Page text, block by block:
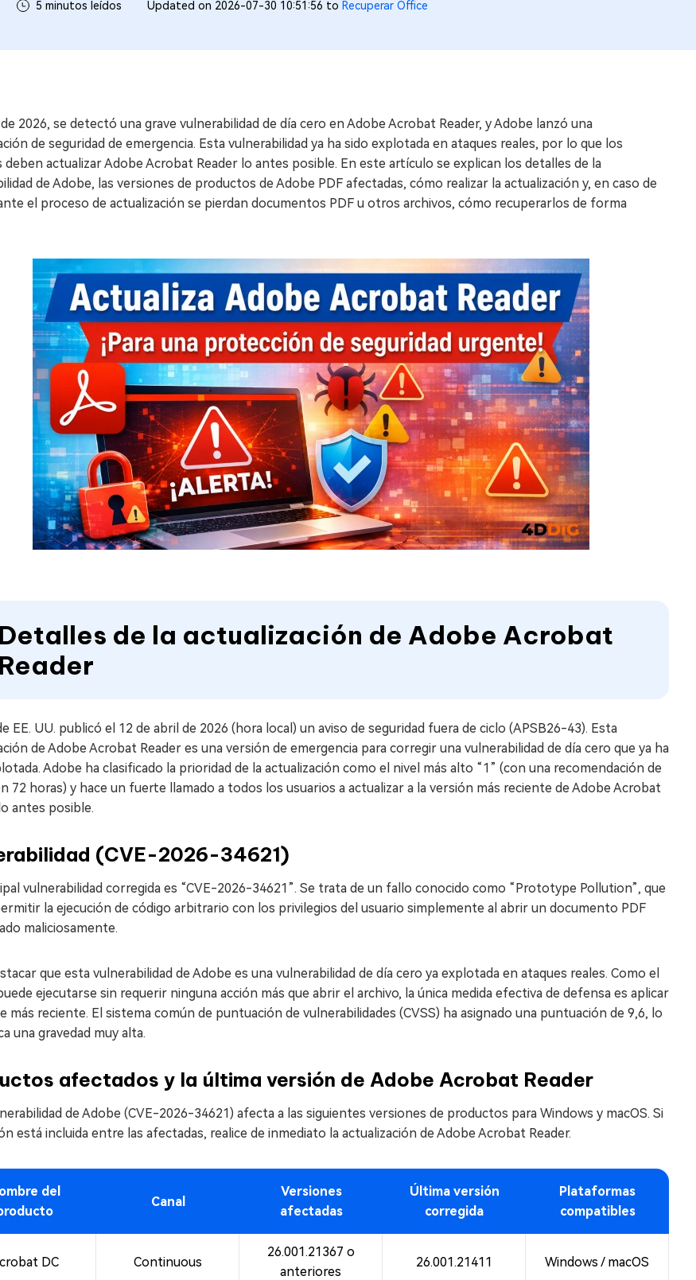
5 minutos leídos Updated on 2026-07-30 10:51:56 to Recuperar Office
2026, se detectó una grave vulnerabilidad de día cero en Adobe Acrobat Reader, y Adobe lanzó una
de seguridad de emergencia. Esta vulnerabilidad ya ha sido explotada en ataques reales, por lo que los
deben actualizar Adobe Acrobat Reader lo antes posible. En este artículo se explican los detalles de la
de Adobe, las versiones de productos de Adobe PDF afectadas, cómo realizar la actualización y, en caso de
el proceso de actualización se pierdan documentos PDF u otros archivos, cómo recuperarlos de forma
Detalles de la actualización de Adobe Acrobat
Reader
EE. UU. publicó el 12 de abril de 2026 (hora local) un aviso de seguridad fuera de ciclo (APSB26-43). Esta
de Adobe Acrobat Reader es una versión de emergencia para corregir una vulnerabilidad de día cero que ya ha
Adobe ha clasificado la prioridad de la actualización como el nivel más alto “1” (con una recomendación de
72 horas) y hace un fuerte llamado a todos los usuarios a actualizar a la versión más reciente de Adobe Acrobat
antes posible.
(CVE-2026-34621)
vulnerabilidad corregida es “CVE-2026-34621”. Se trata de un fallo conocido como “Prototype Pollution”, que
la ejecución de código arbitrario con los privilegios del usuario simplemente al abrir un documento PDF
maliciosamente.
que esta vulnerabilidad de Adobe es una vulnerabilidad de día cero ya explotada en ataques reales. Como el
ejecutarse sin requerir ninguna acción más que abrir el archivo, la única medida efectiva de defensa es aplicar
más reciente. El sistema común de puntuación de vulnerabilidades (CVSS) ha asignado una puntuación de 9,6, lo
una gravedad muy alta.
afectados y la última versión de Adobe Acrobat Reader
de Adobe (CVE-2026-34621) afecta a las siguientes versiones de productos para Windows y macOS. Si
está incluida entre las afectadas, realice de inmediato la actualización de Adobe Acrobat Reader.
del
Canal
Versiones
afectadas
Última versión
corregida
Plataformas
compatibles
DC Continuous
26.001.21367 o
anteriores
26.001.21411 Windows / macOS